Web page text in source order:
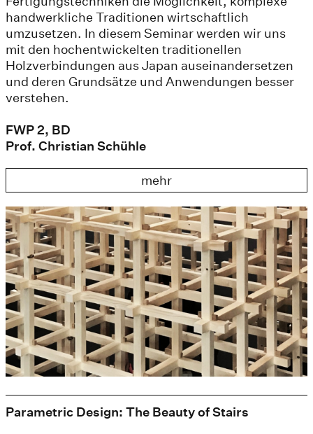
handwerkliche Traditionen wirtschaftlich
umzusetzen. In diesem Seminar werden wir uns
mit den hochentwickelten traditionellen
Holzverbindungen aus Japan auseinandersetzen
und deren Grundsätze und Anwendungen besser
verstehen.
FWP 2, BD
Prof. Christian Schühle
mehr
Parametric Design: The Beauty of Stairs